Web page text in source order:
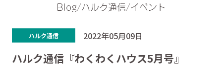
Blog/ハルク通信/イベント
ハルク通信 2022年05月09日
ハルク通信『わくわくハウス5月号』